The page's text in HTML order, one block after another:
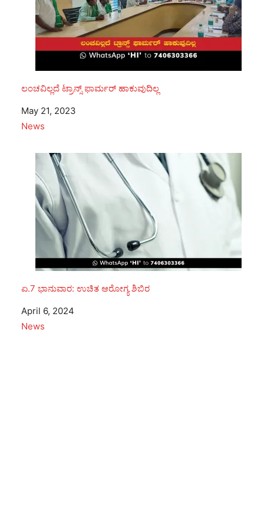
ಲಂಚವಿಲ್ಲದೆ ಟ್ರಾನ್ಸ್ ಫಾರ್ಮರ್ ಹಾಕುವುದಿಲ್ಲ
Date
May 21, 2023
In relation to
News
ಏ.7 ಭಾನುವಾರ: ಉಚಿತ ಆರೋಗ್ಯ ಶಿಬಿರ
Date
April 6, 2024
In relation to
News